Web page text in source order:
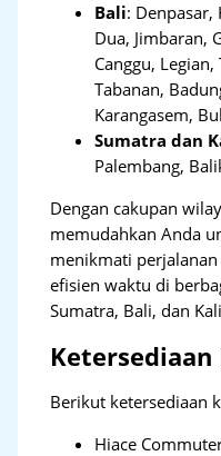
Bali: Denpasar,
Dua, Jimbaran,
Canggu,
Tabanan,
Karangasem,
Sumatra dan
Palembang,
Dengan cakupan
memudahkan Anda
menikmati
efisien waktu di
Sumatra, Bali, dan
Ketersediaan
Berikut ketersediaan
Hiace